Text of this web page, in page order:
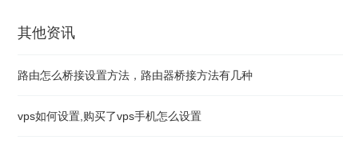
其他资讯
路由怎么桥接设置方法，路由器桥接方法有几种
vps如何设置,购买了vps手机怎么设置